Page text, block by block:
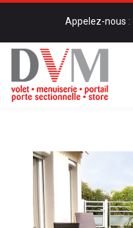
Appelez-nous :